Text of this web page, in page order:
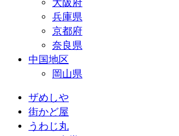
大阪府
兵庫県
京都府
奈良県
中国地区
岡山県
ザめしや
街かど屋
うわじ丸